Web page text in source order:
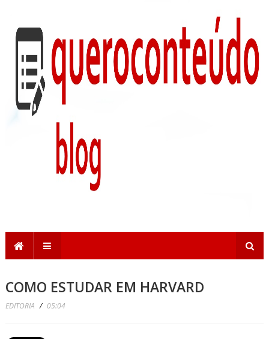
COMO ESTUDAR EM HARVARD
EDITORIA / 05:04